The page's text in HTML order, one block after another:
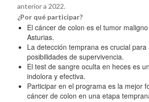
anterior a 2022.
¿Por qué participar?
El cáncer de colon es el tumor
Asturias.
La detección temprana es crucial
posibilidades de supervivencia.
El test de sangre oculta en heces es
indolora y efectiva.
Participar en el programa es la mejor
cáncer de colon en una etapa